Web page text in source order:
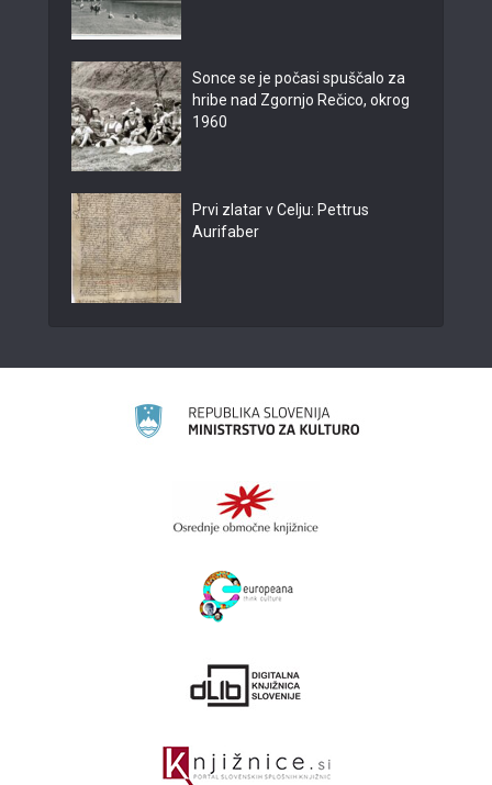
Sonce se je počasi spuščalo za
hribe nad Zgornjo Rečico, okrog
1960
Prvi zlatar v Celju: Pettrus
Aurifaber